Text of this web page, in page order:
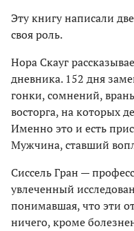
Эту книгу написали
своя роль.
Нора Скауг
дневника. 152 дня
гонки, сомнений,
восторга, на которых
Именно это и есть
Мужчина, ставший
Сиссель Гран —
увлеченный
понимавшая, что эти
ничего, кроме